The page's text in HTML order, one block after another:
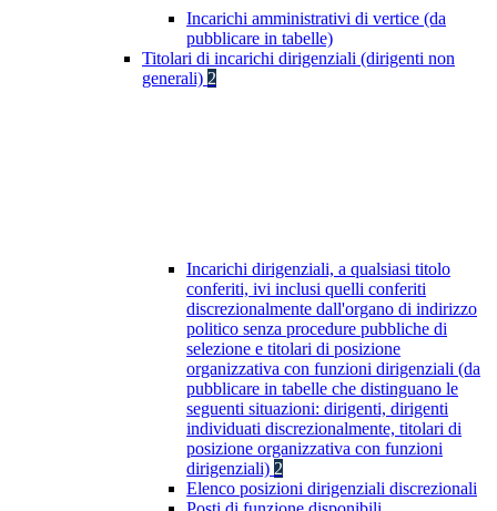
Incarichi amministrativi di vertice (da
pubblicare in tabelle)
Titolari di incarichi dirigenziali (dirigenti non
generali) 2
Incarichi dirigenziali, a qualsiasi titolo
conferiti, ivi inclusi quelli conferiti
discrezionalmente dall'organo di indirizzo
politico senza procedure pubbliche di
selezione e titolari di posizione
organizzativa con funzioni dirigenziali (da
pubblicare in tabelle che distinguano le
seguenti situazioni: dirigenti, dirigenti
individuati discrezionalmente, titolari di
posizione organizzativa con funzioni
dirigenziali) 2
Elenco posizioni dirigenziali discrezionali